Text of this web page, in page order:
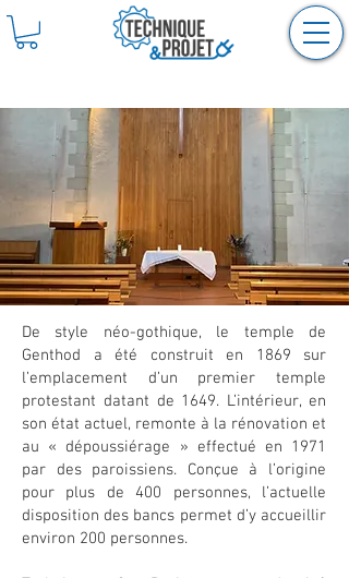
De style néo-gothique, le temple de
Genthod a été construit en 1869 sur
l’emplacement d’un premier temple
protestant datant de 1649. L’intérieur, en
son état actuel, remonte à la rénovation et
au « dépoussiérage » effectué en 1971
par des paroissiens. Conçue à l’origine
pour plus de 400 personnes, l’actuelle
disposition des bancs permet d’y accueillir
environ 200 personnes.